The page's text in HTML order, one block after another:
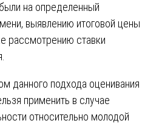
на определенный
выявлению итоговой цены
рассмотрению ставки
данного подхода оценивания
применить в случае
относительно молодой